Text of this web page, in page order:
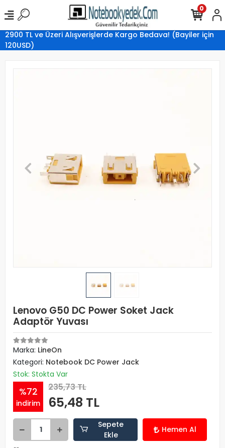
2900 TL ve Üzeri Alışverişlerde Kargo Bedava! (Bayiler için
120USD)
0
Lenovo G50 DC Power Soket Jack
Adaptör Yuvası
Marka: LineOn
Kategori: Notebook DC Power Jack
Stok: Stokta Var
%72
indirim
235,73 TL
65,48 TL
Sepete
Ekle
Hemen Al